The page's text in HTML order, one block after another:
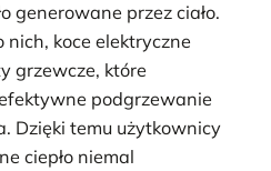
generowane przez ciało.
koce elektryczne
grzewcze, które
podgrzewanie
Dzięki temu użytkownicy
ciepło niemal